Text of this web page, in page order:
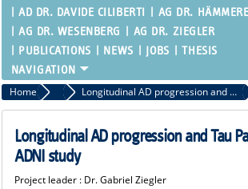
AD DR. DAVIDE CILIBERTI
AG DR.
AG DR. WESENBERG
AG DR. ZIEGLER
PUBLICATIONS
NEWS JOBS THESIS
Home Projects Longitudinal AD progression and Tau Pathology - An ADNI study
Longitudinal AD progression and Tau
ADNI study
Project leader : Dr. Gabriel Ziegler